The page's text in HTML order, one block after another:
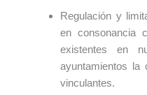
Regulación y
en consonancia
existentes en
ayuntamientos la
vinculantes.